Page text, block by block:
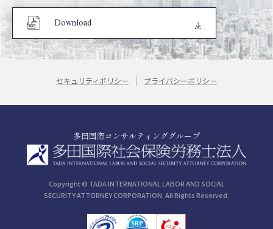
Download
セキュリティポリシー プライバシーポリシー
多田国際コンサルティンググループ
Copyright © TADA INTERNATIONAL LABOR AND SOCIAL
SECURITY ATTORNEY CORPORATION. All Rights Reserved.